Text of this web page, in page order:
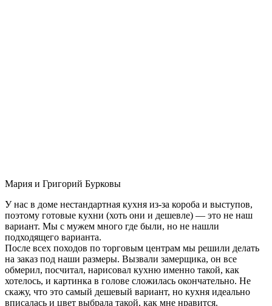
Мария и Григорий Бурковы
У нас в доме нестандартная кухня из-за короба и выступов,
поэтому готовые кухни (хоть они и дешевле) — это не наш
вариант. Мы с мужем много где были, но не нашли
подходящего варианта.
После всех походов по торговым центрам мы решили делать
на заказ под наши размеры. Вызвали замерщика, он все
обмерил, посчитал, нарисовал кухню именно такой, как
хотелось, и картинка в голове сложилась окончательно. Не
скажу, что это самый дешевый вариант, но кухня идеально
вписалась и цвет выбрала такой, как мне нравится.